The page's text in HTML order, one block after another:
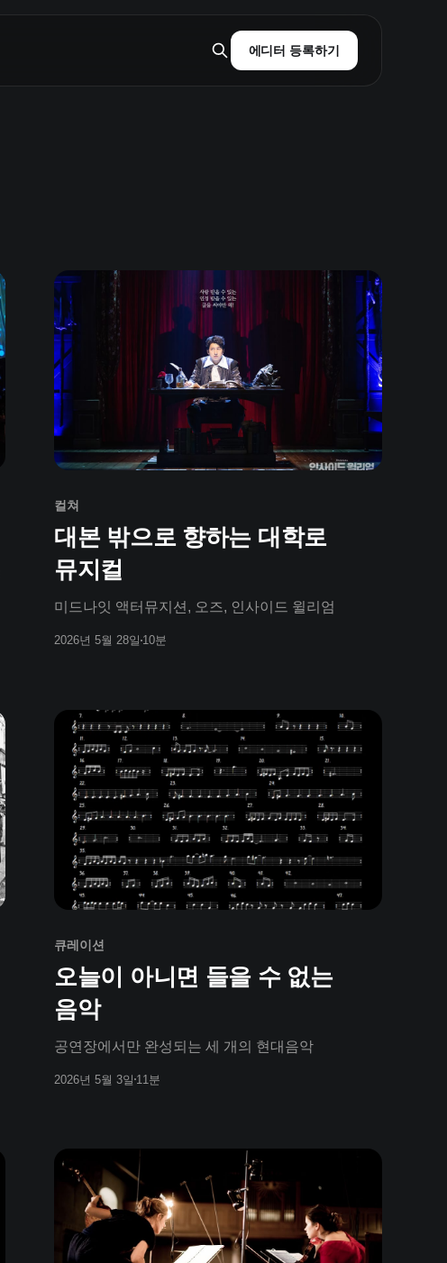
에디터 등록하기
컬쳐
대본 밖으로 향하는 대학로
뮤지컬
미드나잇 액터뮤지션, 오즈, 인사이드 윌리엄
2026년 5월 28일 10분
큐레이션
오늘이 아니면 들을 수 없는
음악
공연장에서만 완성되는 세 개의 현대음악
2026년 5월 3일 11분